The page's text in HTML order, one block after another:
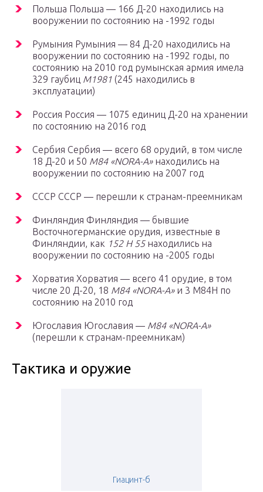
Польша Польша — 166 Д-20 находились на
вооружении по состоянию на -1992 годы
Румыния Румыния — 84 Д-20 находились на
вооружении по состоянию на -1992 годы, по
состоянию на 2010 год румынская армия имела
329 гаубиц M1981 (245 находились в
эксплуатации)
Россия Россия — 1075 единиц Д-20 на хранении
по состоянию на 2016 год
Сербия Сербия — всего 68 орудий, в том числе
18 Д-20 и 50 M84 «NORA-A»находились на
вооружении по состоянию на 2007 год
СССР СССР — перешли к странам-преемникам
Финляндия Финляндия — бывшие
Восточногерманские орудия, известные в
Финляндии, как 152 H 55находились на
вооружении по состоянию на -2005 годы
Хорватия Хорватия — всего 41 орудие, в том
числе 20 Д-20, 18 M84 «NORA-A»и 3 M84H по
состоянию на 2010 год
Югославия Югославия — M84 «NORA-A»
(перешли к странам-преемникам)
Тактика и оружие
Гиацинт-б